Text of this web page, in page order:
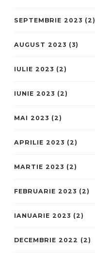
SEPTEMBRIE 2023 (2)
AUGUST 2023 (3)
IULIE 2023 (2)
IUNIE 2023 (2)
MAI 2023 (2)
APRILIE 2023 (2)
MARTIE 2023 (2)
FEBRUARIE 2023 (2)
IANUARIE 2023 (2)
DECEMBRIE 2022 (2)